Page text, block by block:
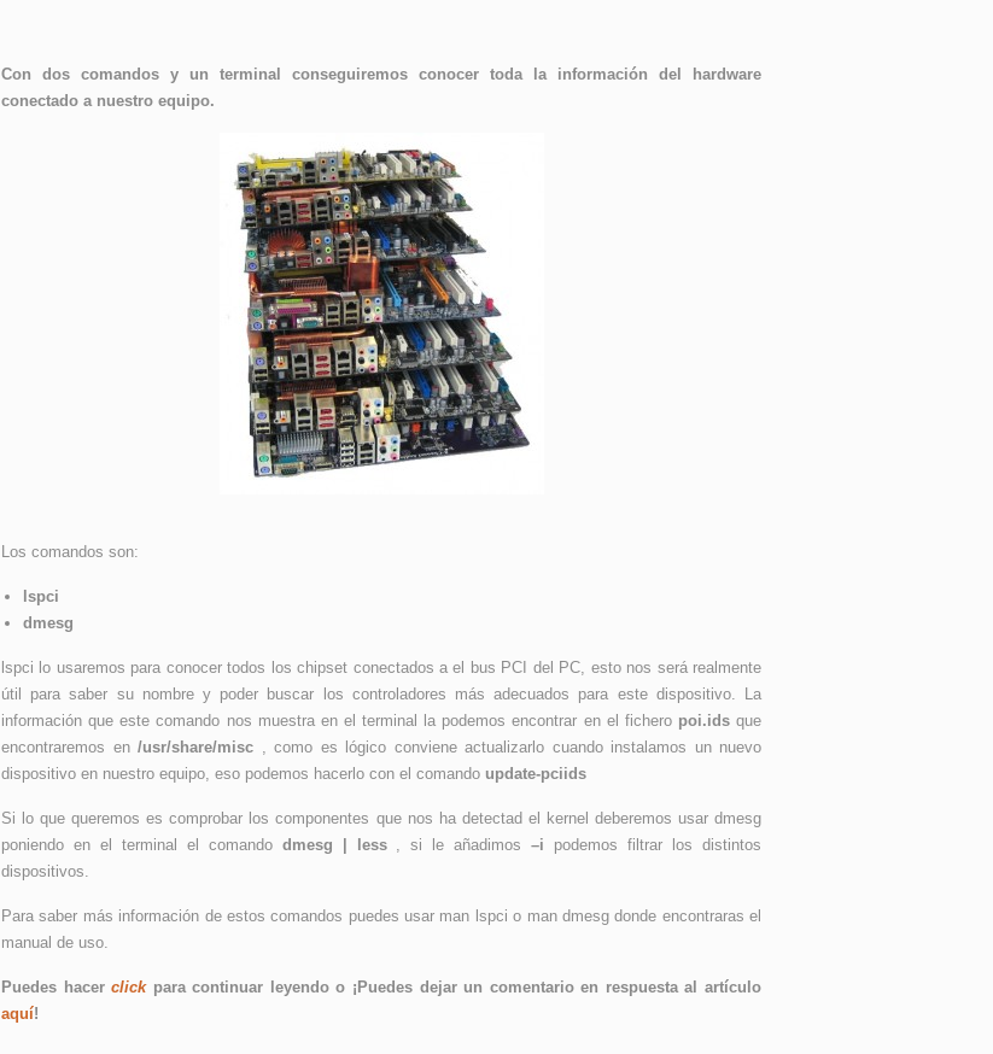
Con dos comandos y un terminal conseguiremos conocer toda la información del hardware
conectado a nuestro equipo.
Los comandos son:
lspci
dmesg
lspci lo usaremos para conocer todos los chipset conectados a el bus PCI del PC, esto nos será realmente
útil para saber su nombre y poder buscar los controladores más adecuados para este dispositivo. La
información que este comando nos muestra en el terminal la podemos encontrar en el fichero poi.idsque
encontraremos en /usr/share/misc , como es lógico conviene actualizarlo cuando instalamos un nuevo
dispositivo en nuestro equipo, eso podemos hacerlo con el comando update-pciids
Si lo que queremos es comprobar los componentes que nos ha detectad el kernel deberemos usar dmesg
poniendo en el terminal el comando dmesg | less, si le añadimos–i podemos filtrar los distintos
dispositivos.
Para saber más información de estos comandos puedes usar man lspci o man dmesg donde encontraras el
manual de uso.
Puedes hacerclickpara continuar leyendo o ¡Puedes dejar un comentario en respuesta al artículo
aquí!